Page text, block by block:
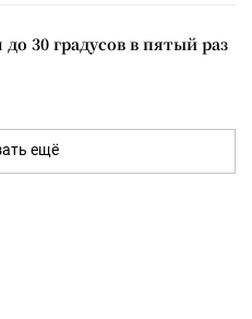
30 градусов в пятый раз
ещё